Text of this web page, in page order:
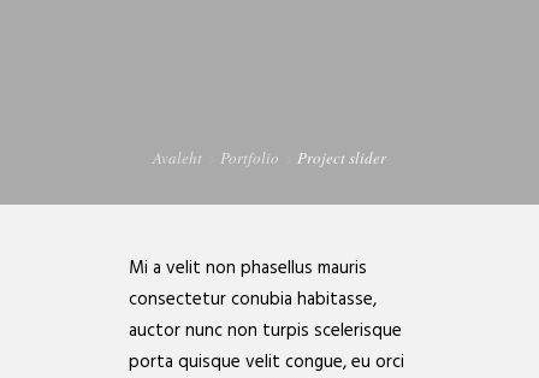
Avaleht Portfolio Project slider
Mi a velit non phasellus mauris
consectetur conubia habitasse,
auctor nunc non turpis scelerisque
porta quisque velit congue, eu orci